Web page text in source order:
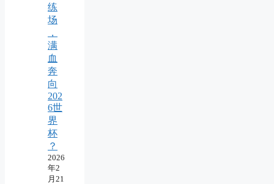
练
场
，
满
血
奔
向
202
6世
界
杯
？
2026
年2
月21